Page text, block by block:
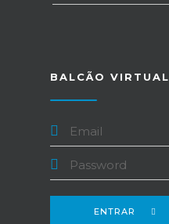
BALCÃO VIRTUAL
ENTRAR